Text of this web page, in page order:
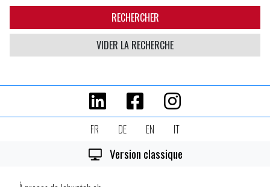
RECHERCHER
VIDER LA RECHERCHE
FR DE EN IT
Version classique